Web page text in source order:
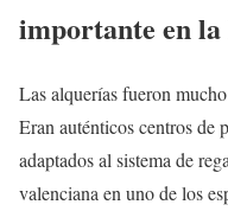
importante en
Las alquerías fueron
Eran auténticos centros
adaptados al sistema de
valenciana en uno de los